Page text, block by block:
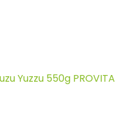
Yuzzu 550g PROVITA